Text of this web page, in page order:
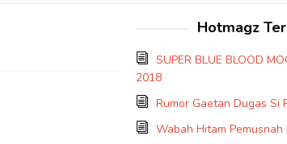
Hotmagz
SUPER BLUE BLOOD
2018
Rumor Gaetan Dugas Si
Wabah Hitam Pemusnah